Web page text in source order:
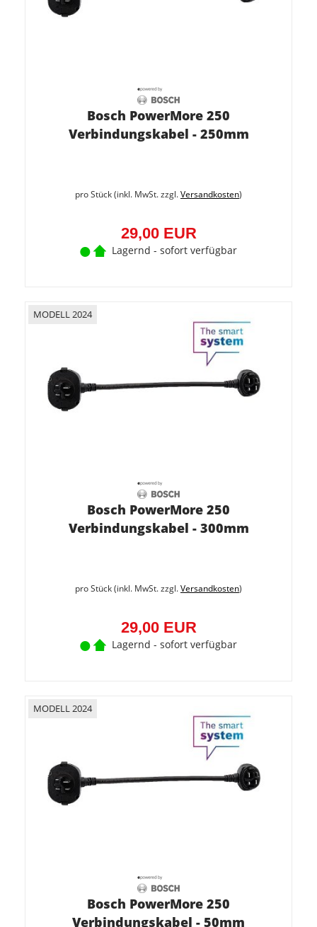
Bosch PowerMore 250
Verbindungskabel - 250mm
pro Stück (inkl. MwSt. zzgl.Versandkosten)
29,00 EUR
Lagernd - sofort verfügbar
MODELL 2024
Bosch PowerMore 250
Verbindungskabel - 300mm
pro Stück (inkl. MwSt. zzgl.Versandkosten)
29,00 EUR
Lagernd - sofort verfügbar
MODELL 2024
Bosch PowerMore 250
Verbindungskabel - 50mm